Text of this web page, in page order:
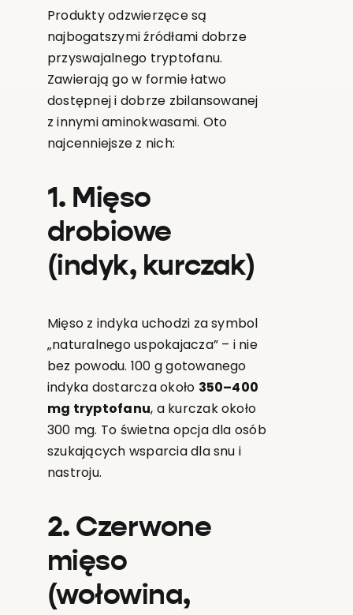
Produkty odzwierzęce są
najbogatszymi źródłami dobrze
przyswajalnego tryptofanu.
Zawierają go w formie łatwo
dostępnej i dobrze zbilansowanej
z innymi aminokwasami. Oto
najcenniejsze z nich:
1. Mięso
drobiowe
(indyk, kurczak)
Mięso z indyka uchodzi za symbol
„naturalnego uspokajacza” – i nie
bez powodu. 100 g gotowanego
indyka dostarcza około 350–400
mg tryptofanu, a kurczak około
300 mg. To świetna opcja dla osób
szukających wsparcia dla snu i
nastroju.
2. Czerwone
mięso
(wołowina,